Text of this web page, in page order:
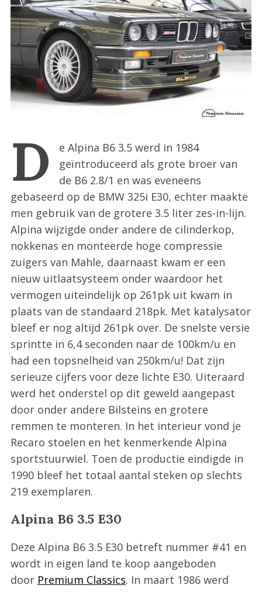
:
D
e Alpina B6 3.5 werd in 1984
geïntroduceerd als grote broer van
de B6 2.8/1 en was eveneens
gebaseerd op de BMW 325i E30, echter maakte
men gebruik van de grotere 3.5 liter zes-in-lijn.
Alpina wijzigde onder andere de cilinderkop,
nokkenas en monteerde hoge compressie
zuigers van Mahle, daarnaast kwam er een
nieuw uitlaatsysteem onder waardoor het
vermogen uiteindelijk op 261pk uit kwam in
plaats van de standaard 218pk. Met katalysator
bleef er nog altijd 261pk over. De snelste versie
sprintte in 6,4 seconden naar de 100km/u en
had een topsnelheid van 250km/u! Dat zijn
serieuze cijfers voor deze lichte E30. Uiteraard
werd het onderstel op dit geweld aangepast
door onder andere Bilsteins en grotere
remmen te monteren. In het interieur vond je
Recaro stoelen en het kenmerkende Alpina
sportstuurwiel. Toen de productie eindigde in
1990 bleef het totaal aantal steken op slechts
219 exemplaren.
Alpina B6 3.5 E30
Deze Alpina B6 3.5 E30 betreft nummer #41 en
wordt in eigen land te koop aangeboden
door Premium Classics. In maart 1986 werd